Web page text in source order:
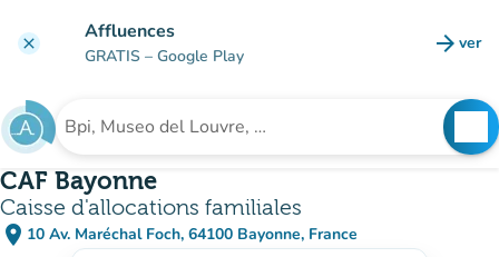
clear Affluences
GRATIS – Google Play arrow_forward ver
Buscar un establecimiento
CAF Bayonne
Caisse d'allocations familiales
place 10 Av. Maréchal Foch, 64100 Bayonne, France
(abrir en Google Maps)
(nueva pestaña)